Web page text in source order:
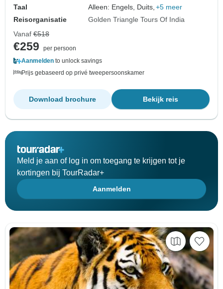
Taal
Alleen: Engels, Duits, +5 meer
Reisorganisatie
Golden Triangle Tours Of India
Vanaf €518
€259
per persoon
Aanmelden to unlock savings
Prijs gebaseerd op privé tweepersoonskamer
Bekijk reis
Download brochure
Meld je aan of log in om toegang te krijgen tot je
kortingen bij TourRadar+
Aanmelden